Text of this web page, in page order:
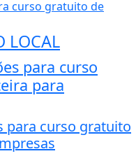
LOCAL
para curso
para
para curso gratuito